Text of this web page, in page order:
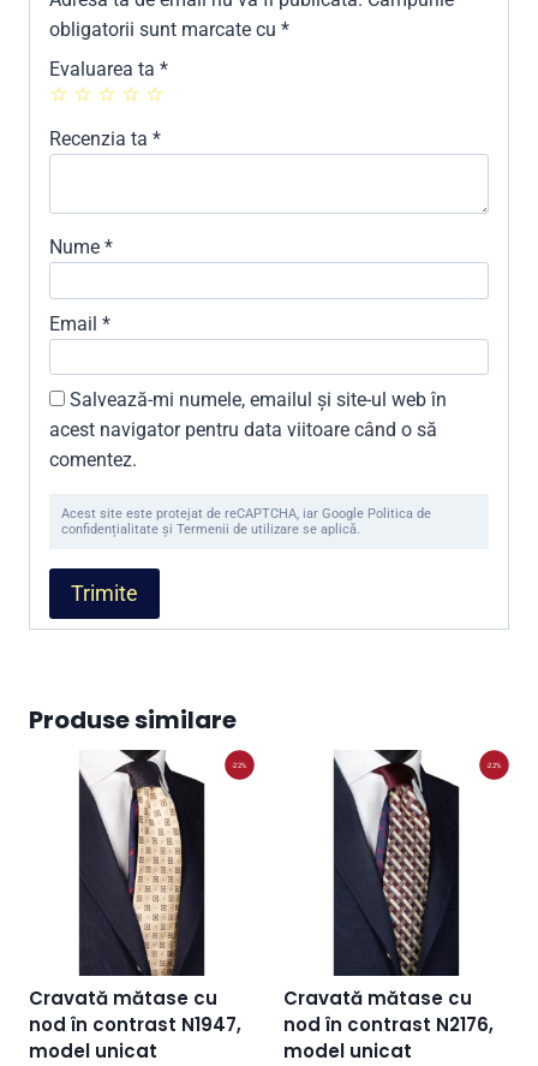
obligatorii sunt marcate cu *
Evaluarea ta *
Recenzia ta *
Nume *
Email *
Salvează-mi numele, emailul și site-ul web în
acest navigator pentru data viitoare când o să
comentez.
Acest site este protejat de reCAPTCHA, iar Google Politica de
confidențialitate și Termenii de utilizare se aplică.
Produse similare
-22%
Cravată mătase cu
nod în contrast N1947,
model unicat
-22%
Cravată mătase cu
nod în contrast N2176,
model unicat